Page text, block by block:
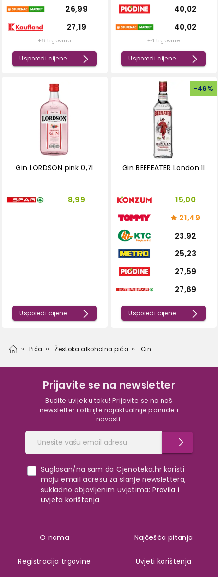
26,99
27,19
+6 trgovina
Usporedi cijene
40,02
40,02
+4 trgovine
Usporedi cijene
Gin LORDSON pink 0,7l
8,99
Usporedi cijene
-46%
Gin BEEFEATER London 1l
15,00
21,49
23,92
25,23
27,59
27,69
Usporedi cijene
Pića Žestoka alkoholna pića Gin
Prijavite se na newsletter
Budite uvijek u toku! Prijavite se na naš
newsletter i otkrijte najaktualnije ponude i
novosti.
Suglasan/na sam da Cjenoteka.hr koristi
moju email adresu za slanje newslettera,
sukladno objavljenim uvjetima: Pravila i
uvjeta korištenja
O nama
Registracija trgovine
Najčešća pitanja
Uvjeti korištenja